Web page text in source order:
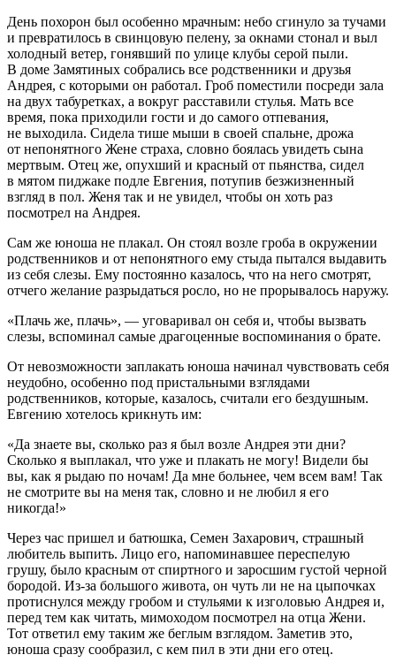
День похорон был особенно мрачным: небо сгинуло за тучами
и превратилось в свинцовую пелену, за окнами стонал и выл
холодный ветер, гонявший по улице клубы серой пыли.
В доме Замятиных собрались все родственники и друзья
Андрея, с которыми он работал. Гроб поместили посреди зала
на двух табуретках, а вокруг расставили стулья. Мать все
время, пока приходили гости и до самого отпевания,
не выходила. Сидела тише мыши в своей спальне, дрожа
от непонятного Жене страха, словно боялась увидеть сына
мертвым. Отец же, опухший и красный от пьянства, сидел
в мятом пиджаке подле Евгения, потупив безжизненный
взгляд в пол. Женя так и не увидел, чтобы он хоть раз
посмотрел на Андрея.
Сам же юноша не плакал. Он стоял возле гроба в окружении
родственников и от непонятного ему стыда пытался выдавить
из себя слезы. Ему постоянно казалось, что на него смотрят,
отчего желание разрыдаться росло, но не прорывалось наружу.
«Плачь же, плачь», — уговаривал он себя и, чтобы вызвать
слезы, вспоминал самые драгоценные воспоминания о брате.
От невозможности заплакать юноша начинал чувствовать себя
неудобно, особенно под пристальными взглядами
родственников, которые, казалось, считали его бездушным.
Евгению хотелось крикнуть им:
«Да знаете вы, сколько раз я был возле Андрея эти дни?
Сколько я выплакал, что уже и плакать не могу! Видели бы
вы, как я рыдаю по ночам! Да мне больнее, чем всем вам! Так
не смотрите вы на меня так, словно и не любил я его
никогда!»
Через час пришел и батюшка, Семен Захарович, страшный
любитель выпить. Лицо его, напоминавшее переспелую
грушу, было красным от спиртного и заросшим густой черной
бородой. Из-за большого живота, он чуть ли не на цыпочках
протиснулся между гробом и стульями к изголовью Андрея и,
перед тем как читать, мимоходом посмотрел на отца Жени.
Тот ответил ему таким же беглым взглядом. Заметив это,
юноша сразу сообразил, с кем пил в эти дни его отец.